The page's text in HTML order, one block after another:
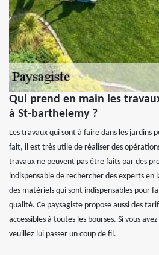
Qui prend en main les
à St-barthelemy ?
Les travaux qui sont à faire dans les jardins
fait, il est très utile de réaliser des
travaux ne peuvent pas être faits par des
indispensable de rechercher des experts en
des matériels qui sont indispensables pour
qualité. Ce paysagiste propose aussi des
accessibles à toutes les bourses. Si vous
veuillez lui passer un coup de fil.